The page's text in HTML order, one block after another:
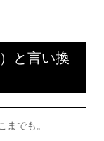
と言い換
までも。